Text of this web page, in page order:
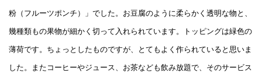
粉（フルーツポンチ）」でした。お豆腐のように柔らかく透明な物と、
幾種類もの果物が細かく切って入れられています。トッピングは緑色の
薄荷です。ちょっとしたものですが、とてもよく作られていると思いま
した。またコーヒーやジュース、お茶なども飲み放題で、そのサービス